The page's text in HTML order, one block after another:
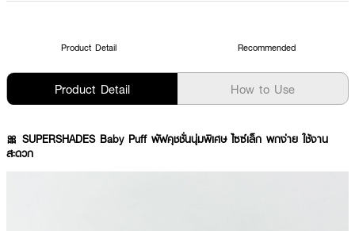
Product Detail Recommended
Product Detail How to Use
🎀 SUPERSHADES Baby Puff พัฟคุชชั่นนุ่มพิเศษ ไซซ์เล็ก พกง่าย ใช้งาน
สะดวก